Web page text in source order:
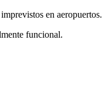
en aeropuertos.
funcional.